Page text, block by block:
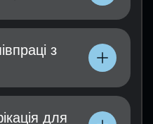
документацію,
результати
заявку на
з
документацію,
результати
для